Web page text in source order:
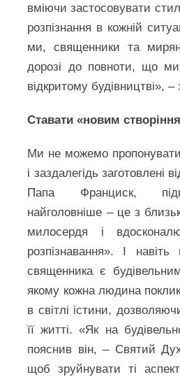
вміючи застосовувати
розпізнання в кожній
ми, священники та
дорозі до повноти, що
відкритому будівництві», –
Ставати «новим
Ми не можемо
і заздалегідь заготовлені
Папа Франциск,
найголовніше – це з
милосердя і
розпізнавання». І
священника є
якому кожна людина
в світлі істини,
її житті. «Як на
пояснив він, – Святий
щоб зруйнувати ті